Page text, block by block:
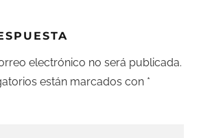
electrónico no será publicada.
están marcados con *